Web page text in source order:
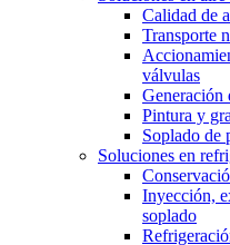
Calidad de
Transporte
válvulas
Generación
Pintura y
Soplado de
Soluciones en
Inyección,
soplado